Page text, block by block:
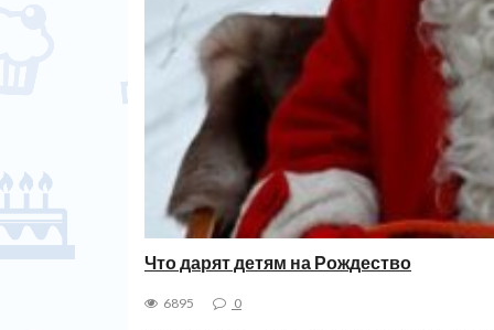
Что дарят детям на Рождество
6895 0